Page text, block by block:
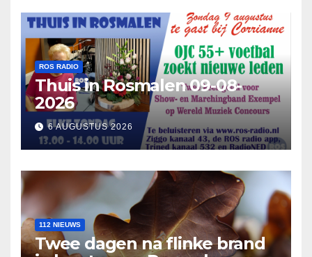
ROS RADIO
Thuis in Rosmalen 09-08-
2026
6 AUGUSTUS 2026
112 NIEUWS
Twee dagen na flinke brand